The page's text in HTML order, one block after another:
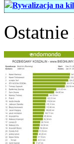
Rywalizacja na